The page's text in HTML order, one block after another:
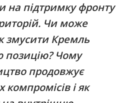
на підтримку фронту
Чи може
змусити Кремль
позицію? Чому
продовжує
і як